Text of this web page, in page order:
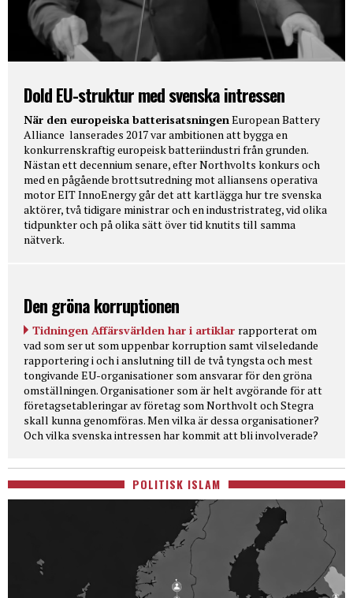
Dold EU-struktur med svenska intressen
När den europeiska batterisatsningenEuropean Battery
Alliance lanserades 2017 var ambitionen att bygga en
konkurrenskraftig europeisk batteriindustri från grunden.
Nästan ett decennium senare, efter Northvolts konkurs och
med en pågående brottsutredning mot alliansens operativa
motor EIT InnoEnergy går det att kartlägga hur tre svenska
aktörer, två tidigare ministrar och en industristrateg, vid olika
tidpunkter och på olika sätt över tid knutits till samma
nätverk.
Den gröna korruptionen
Tidningen Affärsvärlden har i artiklar rapporterat om
vad som ser ut som uppenbar korruption samt vilseledande
rapportering i och i anslutning till de två tyngsta och mest
tongivande EU-organisationer som ansvarar för den gröna
omställningen. Organisationer som är helt avgörande för att
företagsetableringar av företag som Northvolt och Stegra
skall kunna genomföras. Men vilka är dessa organisationer?
Och vilka svenska intressen har kommit att bli involverade?
POLITISK ISLAM